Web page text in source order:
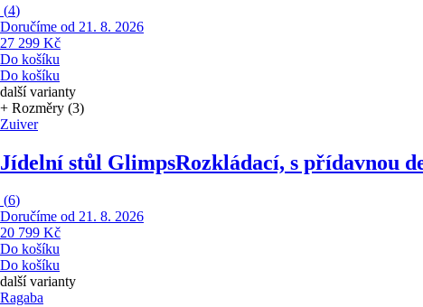
(4)
Doručíme od 21. 8. 2026
27 299 Kč
Do košíku
Do košíku
další varianty
+ Rozměry (3)
Zuiver
Jídelní stůl GlimpsRozkládací, s přídavnou
(6)
Doručíme od 21. 8. 2026
20 799 Kč
Do košíku
Do košíku
další varianty
Ragaba